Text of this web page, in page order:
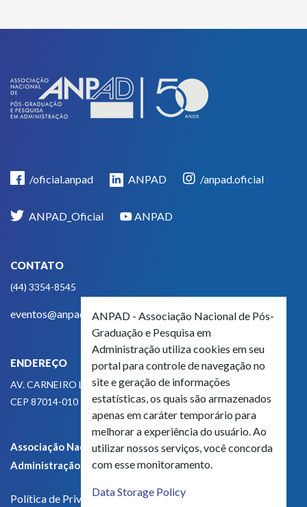
/oficial.anpad ANPAD /anpad.oficial
ANPAD_Oficial ANPAD
CONTATO
(44) 3354-8545
eventos@anpad.org.br
ENDEREÇO
AV. CARNEIRO LEÃO, 825
CEP 87014-010 - MARINGÁ, PR, BRASIL
Associação Nacional de Pós-Graduação e Pesquisa em
Administração - CNPJ 42.595.652/0001-66
Política de Privacidade
ANPAD - Associação Nacional de Pós-
Graduação e Pesquisa em
Administração utiliza cookies em seu
portal para controle de navegação no
site e geração de informações
estatísticas, os quais são armazenados
apenas em caráter temporário para
melhorar a experiência do usuário. Ao
utilizar nossos serviços, você concorda
com esse monitoramento.
Data Storage Policy